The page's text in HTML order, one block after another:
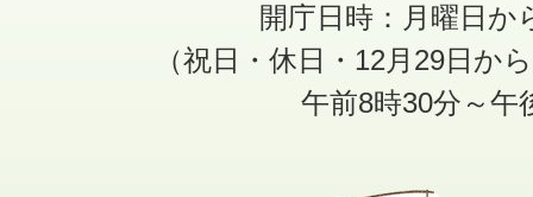
開庁日時：月曜日か
（祝日・休日・12月29日か
午前8時30分～午